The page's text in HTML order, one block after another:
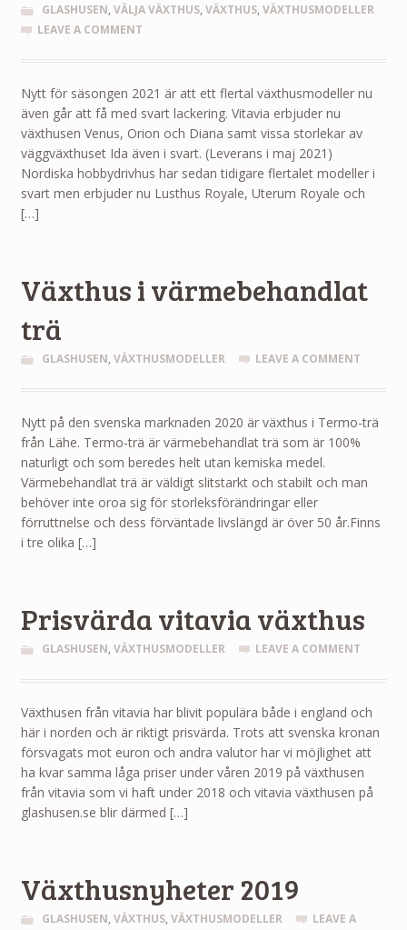
GLASHUSEN, VÄLJA VÄXTHUS, VÄXTHUS, VÄXTHUSMODELLER
LEAVE A COMMENT
Nytt för säsongen 2021 är att ett flertal växthusmodeller nu
även går att få med svart lackering. Vitavia erbjuder nu
växthusen Venus, Orion och Diana samt vissa storlekar av
väggväxthuset Ida även i svart. (Leverans i maj 2021)
Nordiska hobbydrivhus har sedan tidigare flertalet modeller i
svart men erbjuder nu Lusthus Royale, Uterum Royale och
[…]
Växthus i värmebehandlat
trä
GLASHUSEN, VÄXTHUSMODELLER LEAVE A COMMENT
Nytt på den svenska marknaden 2020 är växthus i Termo-trä
från Lähe. Termo-trä är värmebehandlat trä som är 100%
naturligt och som beredes helt utan kemiska medel.
Värmebehandlat trä är väldigt slitstarkt och stabilt och man
behöver inte oroa sig för storleksförändringar eller
förruttnelse och dess förväntade livslängd är över 50 år.Finns
i tre olika […]
Prisvärda vitavia växthus
GLASHUSEN, VÄXTHUSMODELLER LEAVE A COMMENT
Växthusen från vitavia har blivit populära både i england och
här i norden och är riktigt prisvärda. Trots att svenska kronan
försvagats mot euron och andra valutor har vi möjlighet att
ha kvar samma låga priser under våren 2019 på växthusen
från vitavia som vi haft under 2018 och vitavia växthusen på
glashusen.se blir därmed […]
Växthusnyheter 2019
GLASHUSEN, VÄXTHUS, VÄXTHUSMODELLER
LEAVE A